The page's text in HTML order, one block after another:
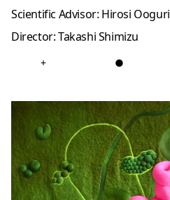
Scientific Advisor: Hirosi Ooguri
Director: Takashi Shimizu
+ ●